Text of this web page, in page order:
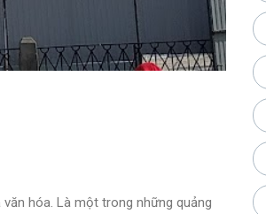
hóa. Là một trong những quảng